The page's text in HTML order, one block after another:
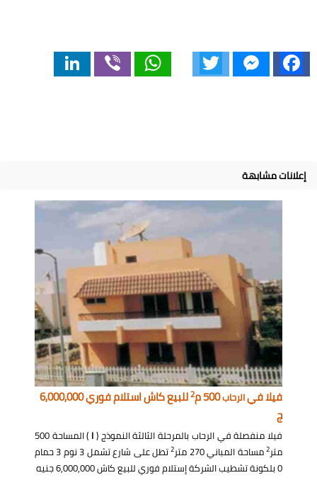
Facebook
Messenger
WhatsApp
إعلانات مشابهة
فيلا فيالرحاب500 م 2
للبيع كاش استلام فوري 6,000,000
ج
فيلا منفصلة في الرحاب بالمرحلة الثالثة النموذج (I
) المساحة 500
متر2مساحة المباني 270 متر 2
تطل على شارع تشمل 3 نوم 3 حمام
0 بلكونة تشطيب الشركة إستلام فوري للبيع كاش 6,000,000 جنيه